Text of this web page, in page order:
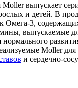
выпускает
и детей. В
Омега-3,
выпускаемые
нормального
Moller
и сердечно-